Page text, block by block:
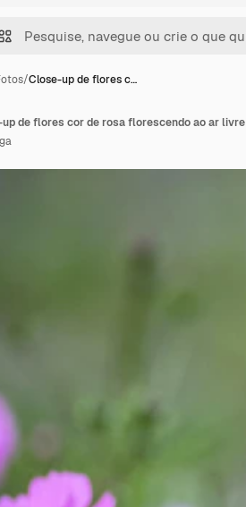
/Close-up de flores c…
de flores cor de rosa florescendo ao ar livre